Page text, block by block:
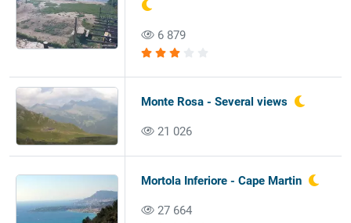
6 879
Monte Rosa - Several views
21 026
Mortola Inferiore - Cape Martin
27 664